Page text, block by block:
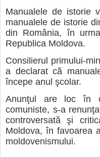
Manualele de istorie
manualele de istorie
din România, în
Republica Moldova.
Consilierul primului-
a declarat că
începe anul şcolar.
Anunţul are loc în
comuniste, s-a
controversată şi
Moldova, în favoarea
moldovenismului.